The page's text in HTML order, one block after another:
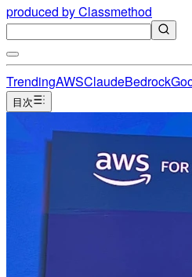
produced by Classmethod
TrendingAWSClaudeBedrock
目次